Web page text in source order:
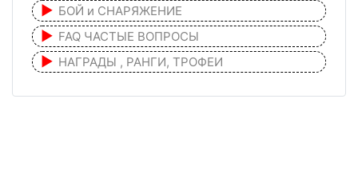
БОЙ и СНАРЯЖЕНИЕ
FAQ ЧАСТЫЕ ВОПРОСЫ
НАГРАДЫ , РАНГИ, ТРОФЕИ